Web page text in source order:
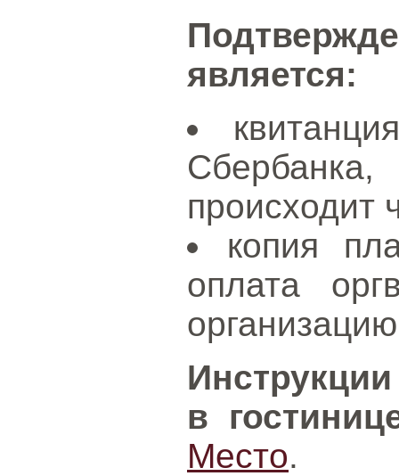
является:
происходит
копия
оплата
в
Место.